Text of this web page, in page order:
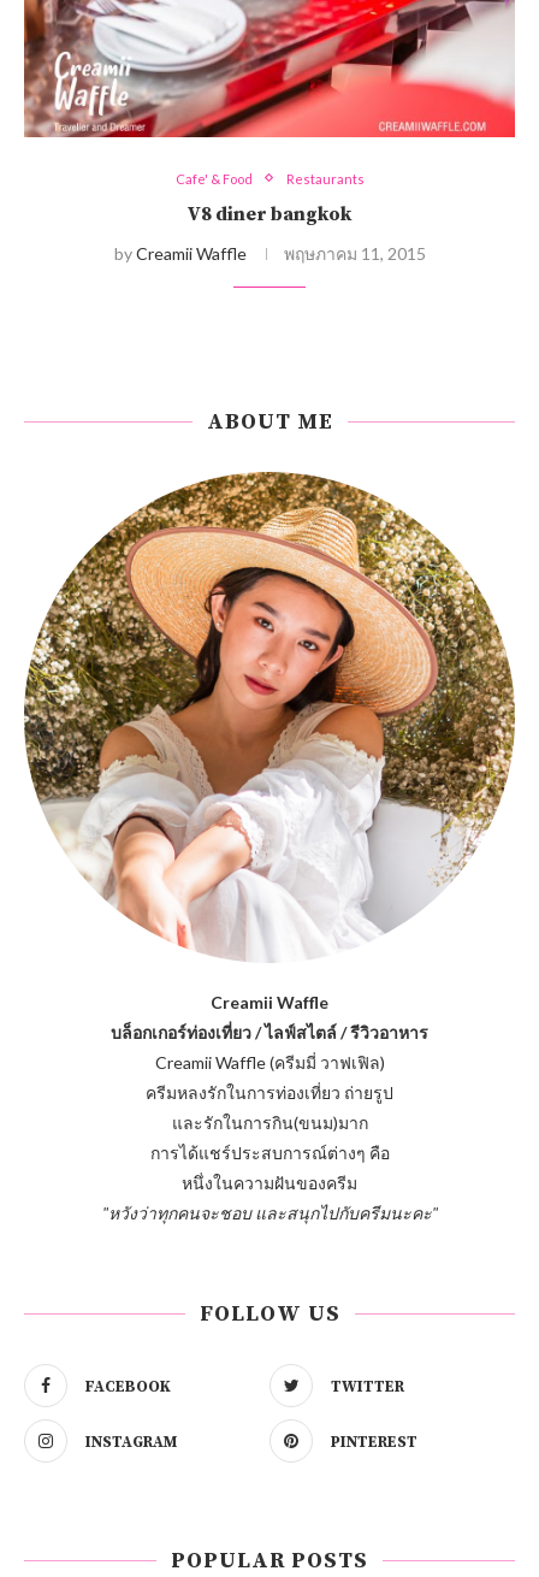
Cafe' & Food Restaurants
V8 diner bangkok
byCreamii Waffle พฤษภาคม 11, 2015
ABOUT ME
Creamii Waffle
บล็อกเกอร์ท่องเที่ยว / ไลฟ์สไตล์ / รีวิวอาหาร
Creamii Waffle (ครีมมี่ วาฟเฟิล)
ครีมหลงรักในการท่องเที่ยว ถ่ายรูป
และรักในการกิน(ขนม)มาก
การได้แชร์ประสบการณ์ต่างๆ คือ
หนึ่งในความฝันของครีม
"หวังว่าทุกคนจะชอบ และสนุกไปกับครีมนะคะ"
FOLLOW US
FACEBOOK TWITTER
INSTAGRAM PINTEREST
POPULAR POSTS